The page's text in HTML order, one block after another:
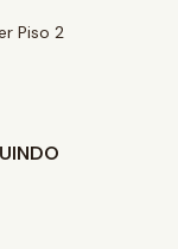
Piso 2